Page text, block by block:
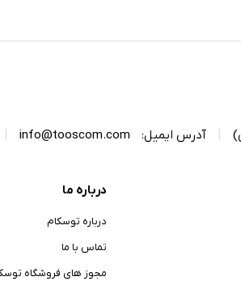
آدرس ایمیل: info@tooscom.com
درباره ما
درباره توسکام
تماس با ما
مجوز های فروشگاه